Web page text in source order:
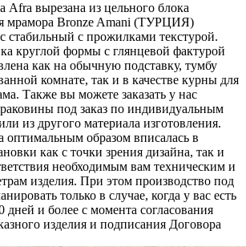
Afra вырезана из цельного блока
мрамора Bronze Amani (ТУРЦИЯ)
стабильный с прожилками текстурой.
круглой формы с глянцевой фактурой
как на обычную подставку, тумбу
комнате, так и в качестве курны для
Также вы можете заказать у нас
под заказ по индивидуальным
из другого материала изготовления.
оптимальным образом вписалась в
как с точки зрения дизайна, так и
необходимым вам техническим и
изделия. При этом производство под
только в случае, когда у вас есть
дней и более с момента согласования
изделия и подписания Договора